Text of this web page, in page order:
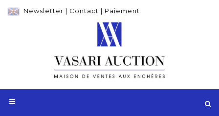
Newsletter | Contact | Paiement